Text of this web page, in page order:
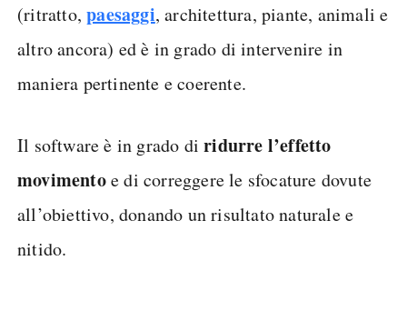
(ritratto,paesaggi, architettura, piante, animali e
altro ancora) ed è in grado di intervenire in
maniera pertinente e coerente.
Il software è in grado diridurre l’effetto
movimentoe di correggere le sfocature dovute
all’obiettivo, donando un risultato naturale e
nitido.